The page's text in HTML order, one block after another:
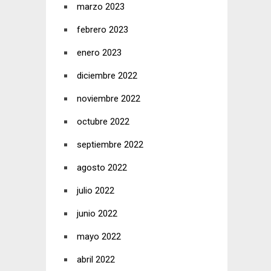
marzo 2023
febrero 2023
enero 2023
diciembre 2022
noviembre 2022
octubre 2022
septiembre 2022
agosto 2022
julio 2022
junio 2022
mayo 2022
abril 2022